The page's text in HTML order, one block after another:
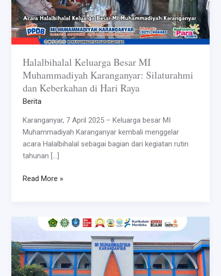
Halalbihalal Keluarga Besar MI
Muhammadiyah Karanganyar: Silaturahmi
dan Keberkahan di Hari Raya
Berita
Karanganyar, 7 April 2025 – Keluarga besar MI
Muhammadiyah Karanganyar kembali menggelar
acara Halalbihalal sebagai bagian dari kegiatan rutin
tahunan […]
di
Hari
Raya
Read More »
Pengukuhan
Mula
MI
Muhammadiyah